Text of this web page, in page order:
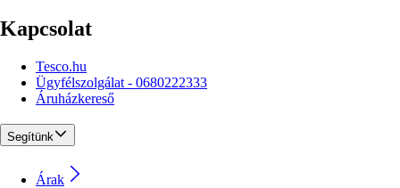
Kapcsolat
Tesco.hu
Ügyfélszolgálat - 0680222333
Áruházkereső
Segítünk
Árak